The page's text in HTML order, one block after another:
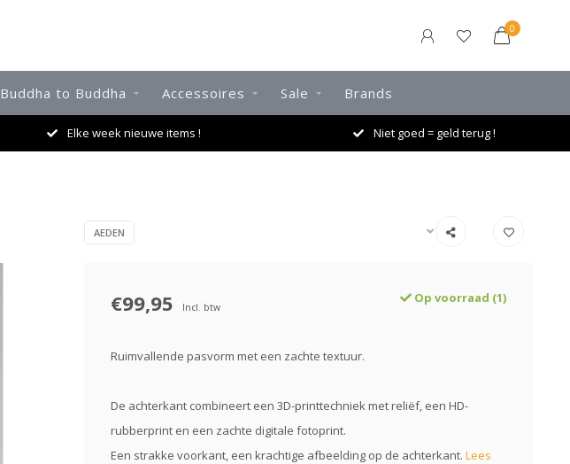
0
Buddha to Buddha Accessoires Sale Brands
Elke week nieuwe items ! Niet goed = geld terug !
AEDEN
€99,95 Incl. btw
Op voorraad (1)
Ruimvallende pasvorm met een zachte textuur.
De achterkant combineert een 3D-printtechniek met reliëf, een HD-
rubberprint en een zachte digitale fotoprint.
Een strakke voorkant, een krachtige afbeelding op de achterkant. Lees